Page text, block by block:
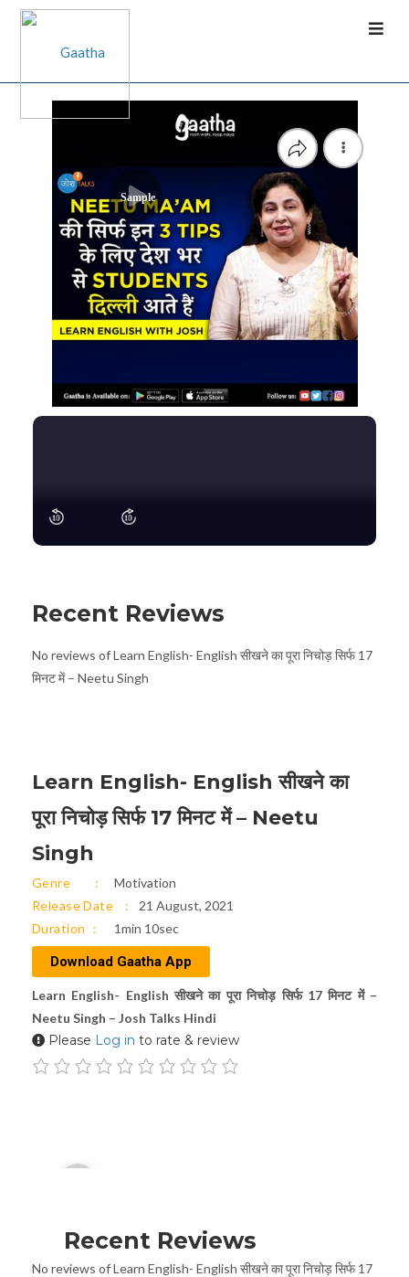
Sample
Recent Reviews
No reviews of Learn English- English सीखने का पूरा निचोड़ सिर्फ 17
मिनट में – Neetu Singh
Learn English- English सीखने का
पूरा निचोड़ सिर्फ 17 मिनट में – Neetu
Singh
Genre
Motivation
Release Date
21 August, 2021
Duration
1min 10sec
Download Gaatha App
Learn English- English सीखने का पूरा निचोड़ सिर्फ 17 मिनट में –
Neetu Singh – Josh Talks Hindi
Please Log in to rate & review
Player
Recent Reviews
No reviews of Learn English- English सीखने का पूरा निचोड़ सिर्फ 17